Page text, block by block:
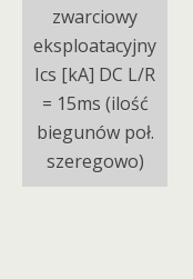
zwarciowy
eksploatacyjny
Ics [kA] DC L/R
= 15ms (ilość
biegunów poł.
szeregowo)